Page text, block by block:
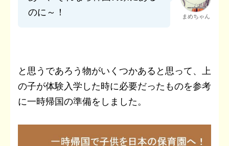
のに～！
まめちゃん
と思うであろう物がいくつかあると思って、上
の子が体験入学した時に必要だったものを参考
に一時帰国の準備をしました。